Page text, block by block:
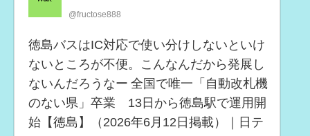
@fructose888
徳島バスはIC対応で使い分けしないといけ
ないところが不便。こんなんだから発展し
ないんだろうなー 全国で唯一「自動改札機
のない県」卒業 13日から徳島駅で運用開
始【徳島】（2026年6月12日掲載）｜日テ